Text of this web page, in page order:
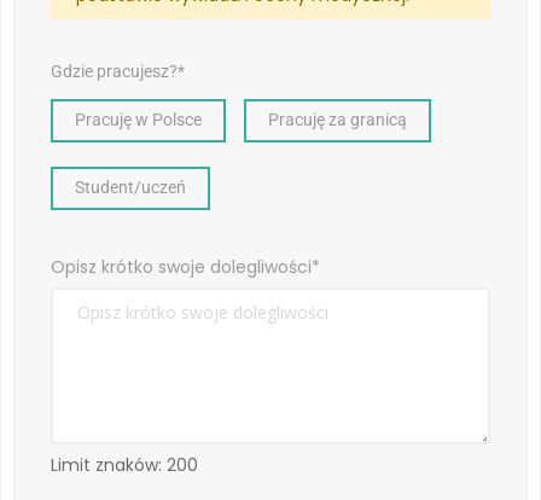
Gdzie pracujesz?*
Pracuję w Polsce Pracuję za granicą
Student/uczeń
Opisz krótko swoje dolegliwości*
Limit znaków: 200